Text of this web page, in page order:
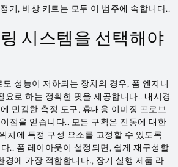
기, 비상 키트는 모두 이 범주에 속합니다..
시스템을 선택해야
성능이 저하되는 장치의 경우, 폼 엔지니
요로 하는 정확한 핏을 제공합니다.. 내시경
민감한 측정 도구, 휴대용 이미징 프로브
점을 얻습니다.. 모든 구획은 진동에 대한
치에 특정 구성 요소를 고정할 수 있도록
.. 폼 레이아웃이 설정되면, 쉽게 재구성할
경에 가장 적합합니다., 장기 실행 제품 라